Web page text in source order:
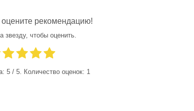
рекомендацию!
звезду, чтобы оценить.
5 / 5. Количество оценок: 1